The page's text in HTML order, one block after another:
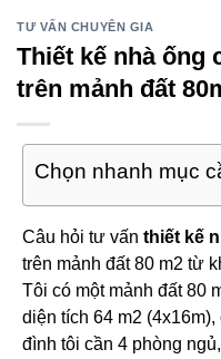
TƯ VẤN CHUYÊN GIA
Thiết kế nhà ống
trên mảnh đất
Chọn nhanh mục
Câu hỏi tư vấn thiết kế
trên mảnh đất 80 m2 từ
Tôi có một mảnh đất 80
diện tích 64 m2
đình tôi cần 4 phòng